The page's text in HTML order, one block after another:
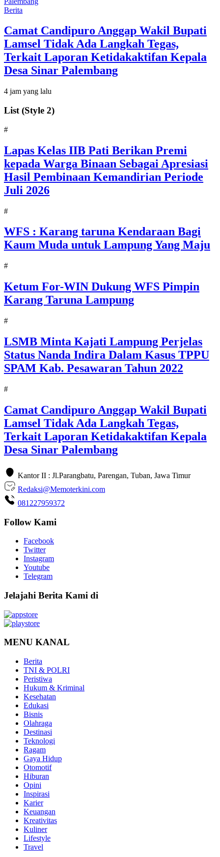
Berita
Camat Candipuro Anggap Wakil Bupati
Lamsel Tidak Ada Langkah Tegas,
Terkait Laporan Ketidakaktifan Kepala
Desa Sinar Palembang
4 jam yang lalu
List (Style 2)
#
Lapas Kelas IIB Pati Berikan Premi
kepada Warga Binaan Sebagai Apresiasi
Hasil Pembinaan Kemandirian Periode
Juli 2026
#
WFS : Karang taruna Kendaraan Bagi
Kaum Muda untuk Lampung Yang Maju
#
Ketum For-WIN Dukung WFS Pimpin
Karang Taruna Lampung
#
LSMB Minta Kajati Lampung Perjelas
Status Nanda Indira Dalam Kasus TPPU
SPAM Kab. Pesawaran Tahun 2022
#
Camat Candipuro Anggap Wakil Bupati
Lamsel Tidak Ada Langkah Tegas,
Terkait Laporan Ketidakaktifan Kepala
Desa Sinar Palembang
Kantor II : Jl.Parangbatu, Parengan, Tuban, Jawa Timur
Redaksi@Memoterkini.com
081227959372
Follow Kami
Facebook
Twitter
Instagram
Youtube
Telegram
Jelajahi Berita Kami di
MENU KANAL
Berita
TNI & POLRI
Peristiwa
Hukum & Kriminal
Kesehatan
Edukasi
Bisnis
Olahraga
Destinasi
Teknologi
Ragam
Gaya Hidup
Otomotif
Hiburan
Opini
Inspirasi
Karier
Keuangan
Kreativitas
Kuliner
Lifestyle
Travel